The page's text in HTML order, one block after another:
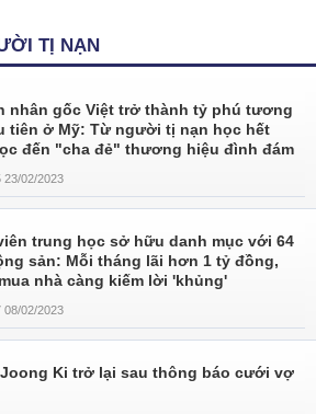
TỊ NẠN
nhân gốc Việt trở thành tỷ phú tương
tiên ở Mỹ: Từ người tị nạn học hết
đến "cha đẻ" thương hiệu đình đám
23/02/2023
trung học sở hữu danh mục với 64
sản: Mỗi tháng lãi hơn 1 tỷ đồng,
nhà càng kiếm lời 'khủng'
08/02/2023
Ki trở lại sau thông báo cưới vợ